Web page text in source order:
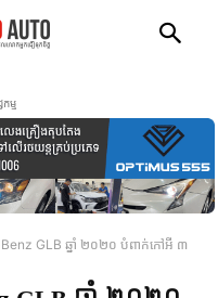
ម្ម
GLB ឆ្នាំ ២០២០ បំពាក់កៅអី ៣